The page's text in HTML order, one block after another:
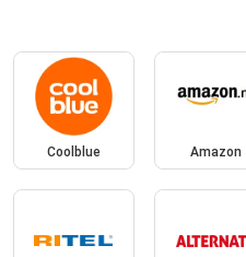
Coolblue Amazon